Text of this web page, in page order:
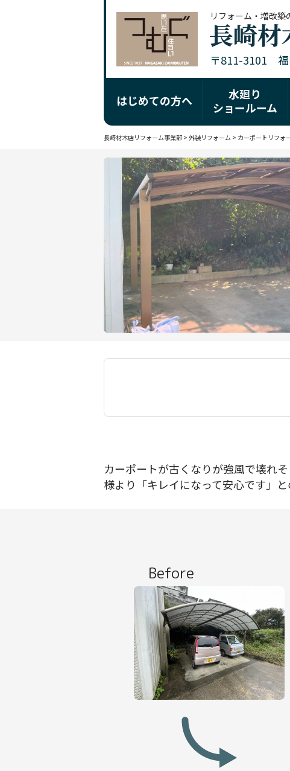
リフォーム・増改
〒811-3101
はじめての方へ
水廻り
ショールーム
長崎材木店リフォーム事業部 > 外装リフォーム > カーポートリフォ
カーポートが古くなりが強風で壊れ
様より「キレイになって安心です」と
Before